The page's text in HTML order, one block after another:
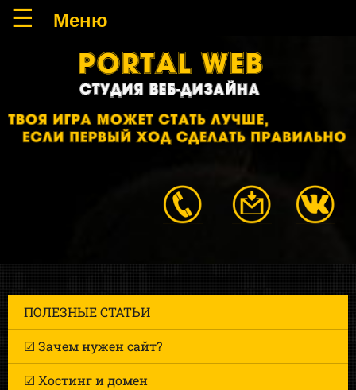
ПОЛЕЗНЫЕ СТАТЬИ
☑ Зачем нужен сайт?
☑ Хостинг и домен